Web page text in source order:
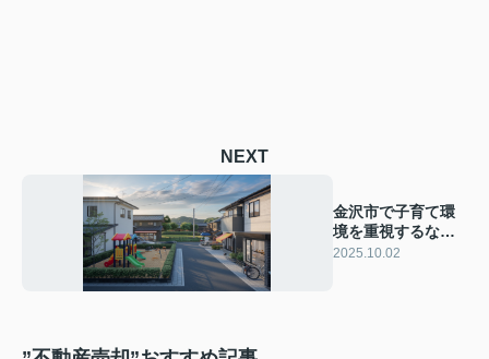
NEXT
金沢市で子育て環
境を重視するな
ら？特徴や魅力を
2025.10.02